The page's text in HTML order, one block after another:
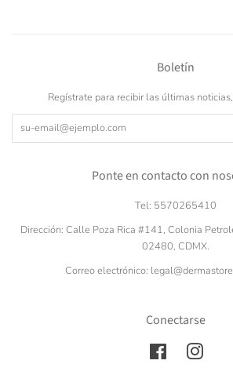
Boletín
Regístrate para recibir las últimas
Ponte en contacto con
Tel: 5570265410
Dirección: Calle Poza Rica #141, Colonia
02480, CDMX.
Correo electrónico:
Conectarse
Facebook